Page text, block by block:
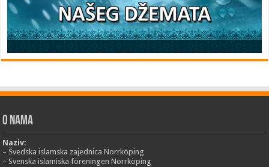
O nama
Naziv:
– Švedska islamska zajednica Norrköping
– Svenska islamiska föreningen Norrköping